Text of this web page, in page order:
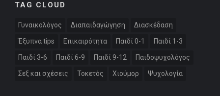
TAG CLOUD
Γυναικολόγος Διαπαιδαγώγηση Διασκέδαση
Έξυπνα tips Επικαιρότητα Παιδί 0-1 Παιδί 1-3
Παιδί 3-6 Παιδί 6-9 Παιδί 9-12 Παιδοψυχολόγος
Σεξ και σχέσεις Τοκετός Χιούμορ Ψυχολογία